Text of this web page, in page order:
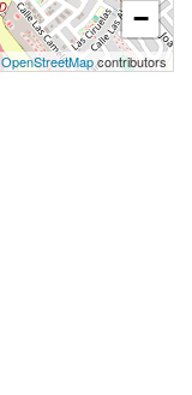
−
OpenStreetMapcontributors